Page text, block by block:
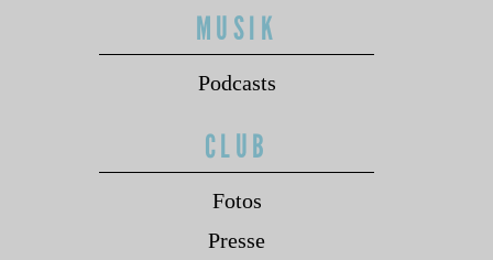
MUSIK
Podcasts
CLUB
Fotos
Presse